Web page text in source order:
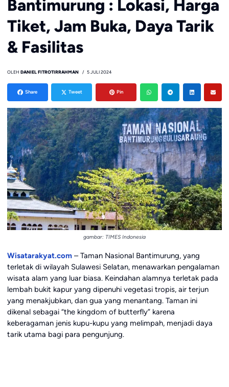
Bantimurung : Lokasi, Harga
Tiket, Jam Buka, Daya Tarik
& Fasilitas
OLEH DANIEL FITROTIRRAHMAN 5 JULI 2024
Share Tweet Pin
gambar: TIMES Indonesia
Wisatarakyat.com– Taman Nasional Bantimurung, yang
terletak di wilayah Sulawesi Selatan, menawarkan pengalaman
wisata alam yang luar biasa. Keindahan alamnya terletak pada
lembah bukit kapur yang dipenuhi vegetasi tropis, air terjun
yang menakjubkan, dan gua yang menantang. Taman ini
dikenal sebagai “the kingdom of butterfly” karena
keberagaman jenis kupu-kupu yang melimpah, menjadi daya
tarik utama bagi para pengunjung.